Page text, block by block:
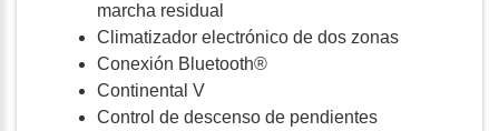
marcha residual
Climatizador electrónico de dos zonas
Conexión Bluetooth®
Continental V
Control de descenso de pendientes